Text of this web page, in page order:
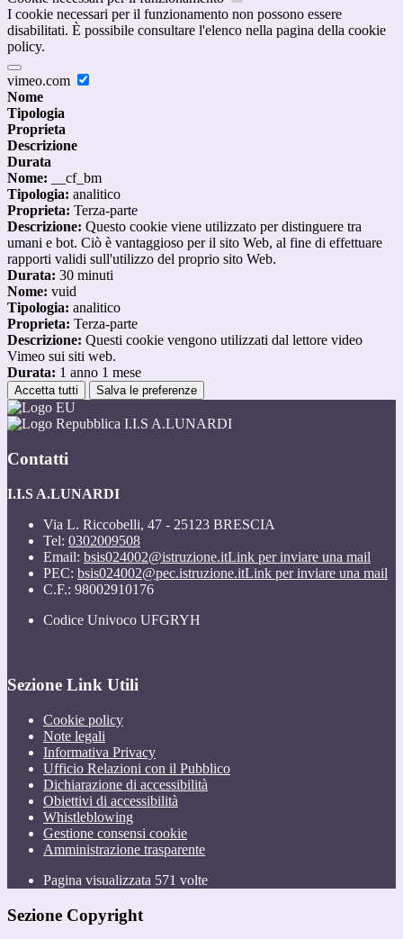
I cookie necessari per il funzionamento non possono essere
disabilitati. È possibile consultare l'elenco nella pagina della cookie
policy.
vimeo.com
Nome
Tipologia
Proprieta
Descrizione
Durata
Nome: __cf_bm
Tipologia: analitico
Proprieta: Terza-parte
Descrizione: Questo cookie viene utilizzato per distinguere tra
umani e bot. Ciò è vantaggioso per il sito Web, al fine di effettuare
rapporti validi sull'utilizzo del proprio sito Web.
Durata: 30 minuti
Nome: vuid
Tipologia: analitico
Proprieta: Terza-parte
Descrizione: Questi cookie vengono utilizzati dal lettore video
Vimeo sui siti web.
Durata: 1 anno 1 mese
Accetta tutti Salva le preferenze
I.I.S A.LUNARDI
Contatti
I.I.S A.LUNARDI
Via L. Riccobelli, 47 - 25123 BRESCIA
Tel: 0302009508
Email: bsis024002@istruzione.itLink per inviare una mail
PEC: bsis024002@pec.istruzione.itLink per inviare una mail
C.F.: 98002910176
Codice Univoco UFGRYH
Sezione Link Utili
Cookie policy
Note legali
Informativa Privacy
Ufficio Relazioni con il Pubblico
Dichiarazione di accessibilità
Obiettivi di accessibilità
Whistleblowing
Gestione consensi cookie
Amministrazione trasparente
Pagina visualizzata 571 volte
Sezione Copyright